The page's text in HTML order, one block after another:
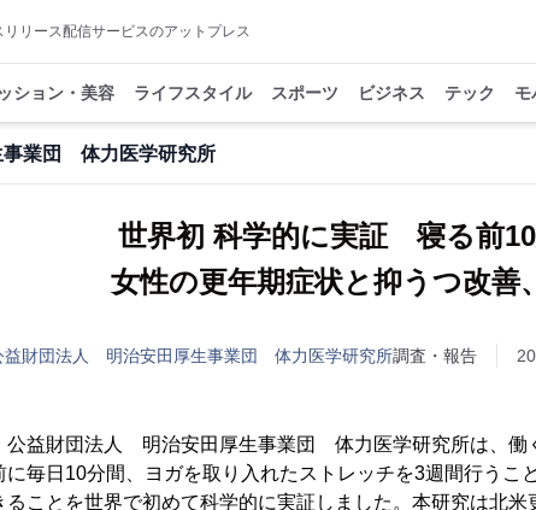
リース配信サービスのアットプレス
ション・美容 ライフスタイル スポーツ ビジネス テック モ
業団 体力医学研究所
世界初 科学的に実証 寝る前
女性の更年期症状と抑うつ改善
益財団法人 明治安田厚生事業団 体力医学研究所調査・報告
益財団法人 明治安田厚生事業団 体力医学研究所は、働
に毎日10分間、ヨガを取り入れたストレッチを3週間行うこ
ることを世界で初めて科学的に実証しました。本研究は北